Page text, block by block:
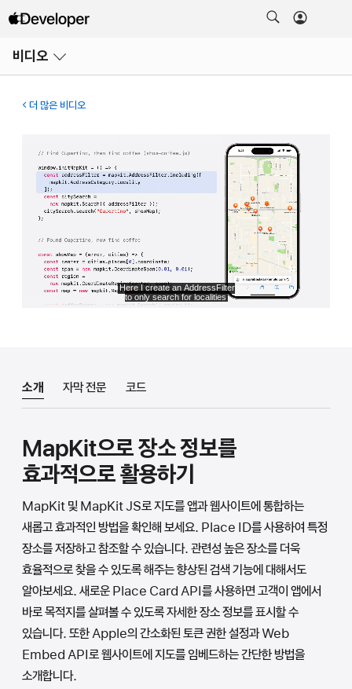
비디오
열기
더 많은 비디오
소개 자막 전문 코드
MapKit으로 장소 정보를
효과적으로 활용하기
MapKit 및 MapKit JS로 지도를 앱과 웹사이트에 통합하는
새롭고 효과적인 방법을 확인해 보세요. Place ID를 사용하여 특정
장소를 저장하고 참조할 수 있습니다. 관련성 높은 장소를 더욱
효율적으로 찾을 수 있도록 해주는 향상된 검색 기능에 대해서도
알아보세요. 새로운 Place Card API를 사용하면 고객이 앱에서
바로 목적지를 살펴볼 수 있도록 자세한 장소 정보를 표시할 수
있습니다. 또한 Apple의 간소화된 토큰 권한 설정과 Web
Embed API로 웹사이트에 지도를 임베드하는 간단한 방법을
소개합니다.